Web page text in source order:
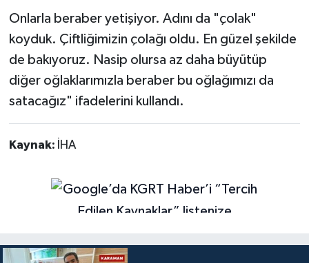
Onlarla beraber yetişiyor. Adını da "çolak"
koyduk. Çiftliğimizin çolağı oldu. En güzel şekilde
de bakıyoruz. Nasip olursa az daha büyütüp
diğer oğlaklarımızla beraber bu oğlağımızı da
satacağız" ifadelerini kullandı.
Kaynak: İHA